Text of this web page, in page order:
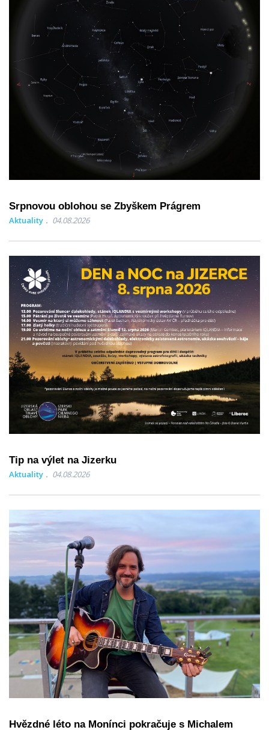
Srpnovou oblohou se Zbyškem Prágrem
Aktuality 04.08.2026
Tip na výlet na Jizerku
Aktuality 04.08.2026
Hvězdné léto na Monínci pokračuje s Michalem